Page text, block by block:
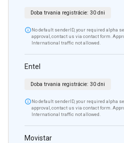
Doba trvania registrácie: 30 dni
No default senderID, your required alpha
approval, contact us via contact form.
International traffic not allowed.
Entel
Doba trvania registrácie: 30 dni
No default senderID, your required alpha
approval, contact us via contact form.
International traffic not allowed.
Movistar